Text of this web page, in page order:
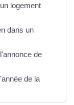
logement
dans un
de
de la